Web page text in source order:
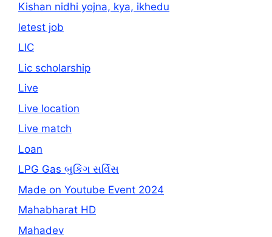
Kishan nidhi yojna, kya, ikhedu
letest job
LIC
Lic scholarship
Live
Live location
Live match
Loan
LPG Gas બુકિંગ સર્વિસ
Made on Youtube Event 2024
Mahabharat HD
Mahadev